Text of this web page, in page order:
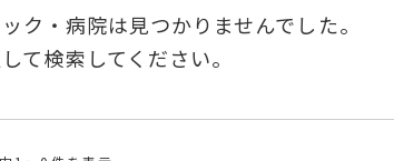
ク・病院は見つかりませんでした。
て検索してください。